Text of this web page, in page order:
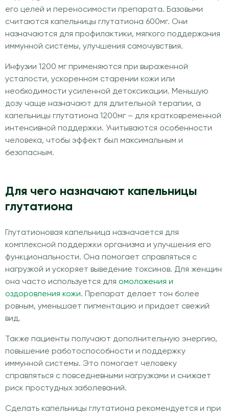
его целей и переносимости препарата. Базовыми
считаются капельницы глутатиона 600мг. Они
назначаются для профилактики, мягкого поддержания
иммунной системы, улучшения самочувствия.
Инфузии 1200 мг применяются при выраженной
усталости, ускоренном старении кожи или
необходимости усиленной детоксикации. Меньшую
дозу чаще назначают для длительной терапии, а
капельницы глутатиона 1200мг – для кратковременной
интенсивной поддержки. Учитываются особенности
человека, чтобы эффект был максимальным и
безопасным.
Для чего назначают капельницы
глутатиона
Глутатионовая капельница назначается для
комплексной поддержки организма и улучшения его
функциональности. Она помогает справляться с
нагрузкой и ускоряет выведение токсинов. Для женщин
она часто используется для омоложения и
оздоровления кожи. Препарат делает тон более
ровным, уменьшает пигментацию и придает свежий
вид.
Также пациенты получают дополнительную энергию,
повышение работоспособности и поддержку
иммунной системы. Это помогает человеку
справляться с повседневными нагрузками и снижает
риск простудных заболеваний.
Сделать капельницы глутатиона рекомендуется и при